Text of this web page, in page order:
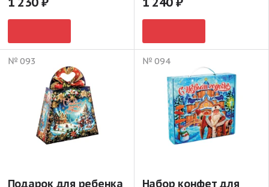
№ 093
Подарок для ребенка
№ 094
Набор конфет для